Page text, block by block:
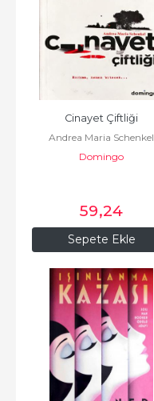
Sepete Ekle
Cinayet Çiftliği
Andrea Maria Schenkel
Domingo
59,24